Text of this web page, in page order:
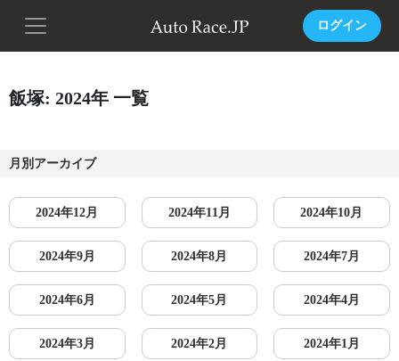
ログイン
飯塚: 2024年 一覧
月別アーカイブ
2024年12月 2024年11月 2024年10月
2024年9月 2024年8月 2024年7月
2024年6月 2024年5月 2024年4月
2024年3月 2024年2月 2024年1月